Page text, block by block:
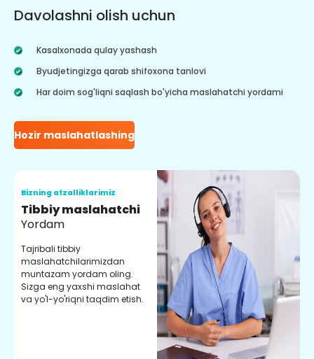
Davolashni olish uchun
Kasalxonada qulay yashash
Byudjetingizga qarab shifoxona tanlovi
Har doim sog'liqni saqlash bo'yicha maslahatchi yordami
Hozir maslahatlashing
Bizning afzalliklarimiz
Tibbiy maslahatchi
Yordam
Tajribali tibbiy
maslahatchilarimizdan
muntazam yordam oling.
Sizga eng yaxshi maslahat
va yo'l-yo'riqni taqdim etish.